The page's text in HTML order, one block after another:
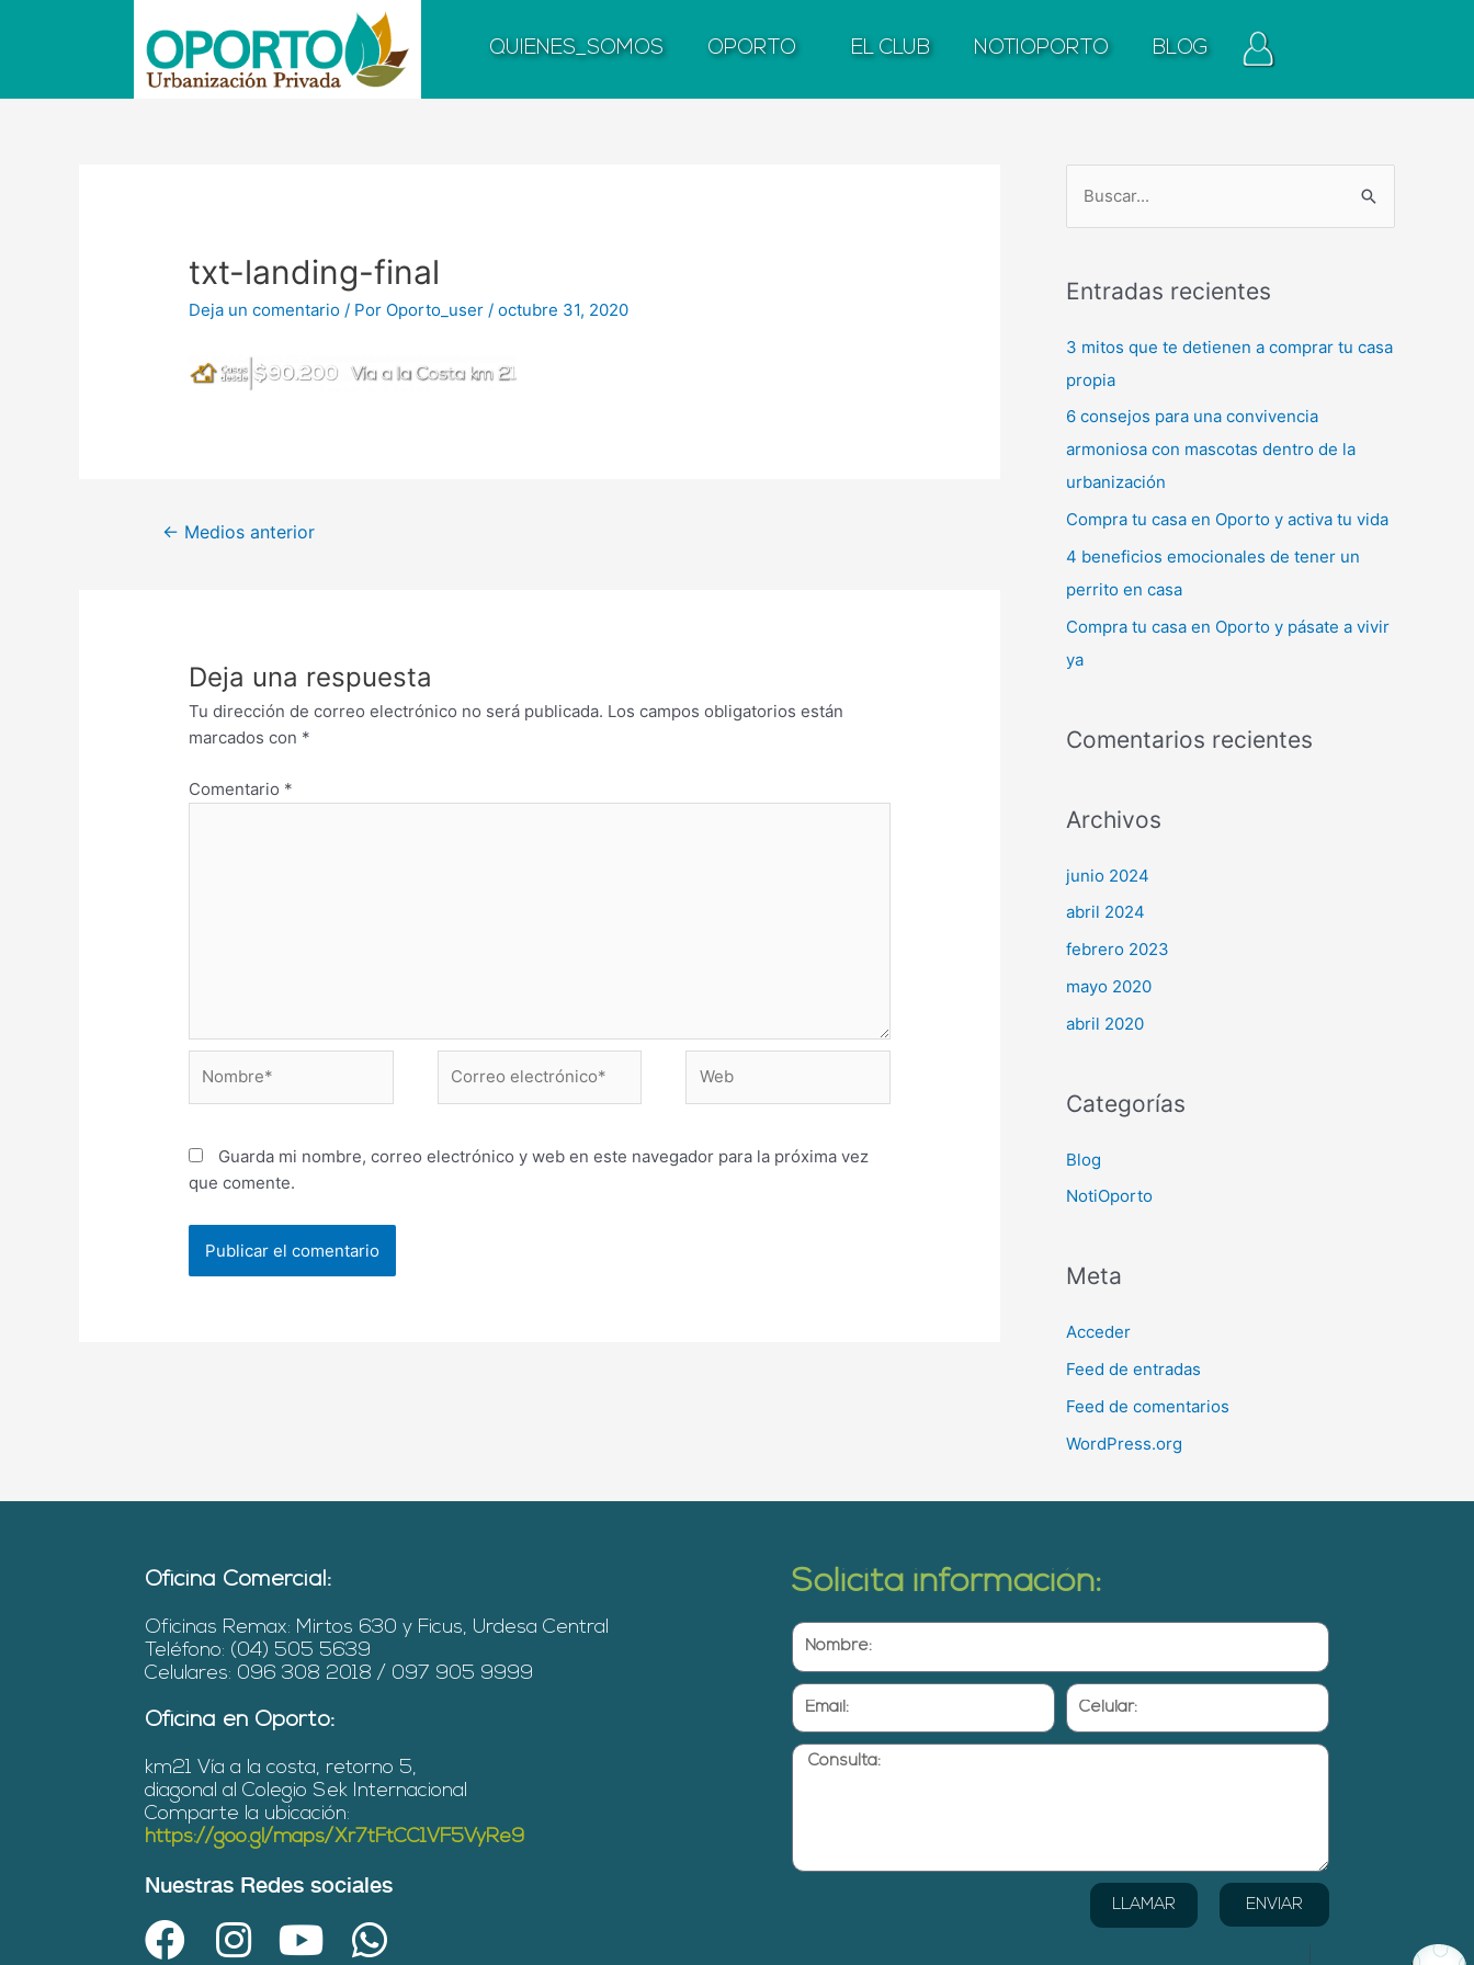
QUIENES_SOMOS OPORTO EL CLUB NOTIOPORTO BLOG
txt-landing-final
Deja un comentario / Por Oporto_user /octubre 31, 2020
← Medios anterior
Deja una respuesta
Tu dirección de correo electrónico no será publicada. Los campos obligatorios están
marcados con *
Comentario *
electrónico*
Guarda mi nombre, correo electrónico y web en este navegador para la próxima vez
que comente.
u
c
o
r
Entradas recientes
3 mitos que te detienen a comprar tu casa
propia
6 consejos para una convivencia
armoniosa con mascotas dentro de la
urbanización
Compra tu casa en Oporto y activa tu vida
4 beneficios emocionales de tener un
perrito en casa
Compra tu casa en Oporto y pásate a vivir
ya
Comentarios recientes
Archivos
junio 2024
abril 2024
febrero 2023
mayo 2020
abril 2020
Categorías
Blog
NotiOporto
Meta
Acceder
Feed de entradas
Feed de comentarios
WordPress.org
Oficina Comercial:
Oficinas Remax: Mirtos 630 y Ficus, Urdesa Central
Teléfono: (04) 505 5639
Celulares: 096 308 2018 / 097 905 9999
Oficina en Oporto:
km21 Vía a la costa, retorno 5,
diagonal al Colegio Sek Internacional
Comparte la ubicación:
https://goo.gl/maps/Xr7tFtCC1VF5VyRe9
Nuestras Redes sociales
F
I
Y
W
Solicita información:
Nombre:
Email: Celular:
Consulta:
ENVIAR
LLAMAR